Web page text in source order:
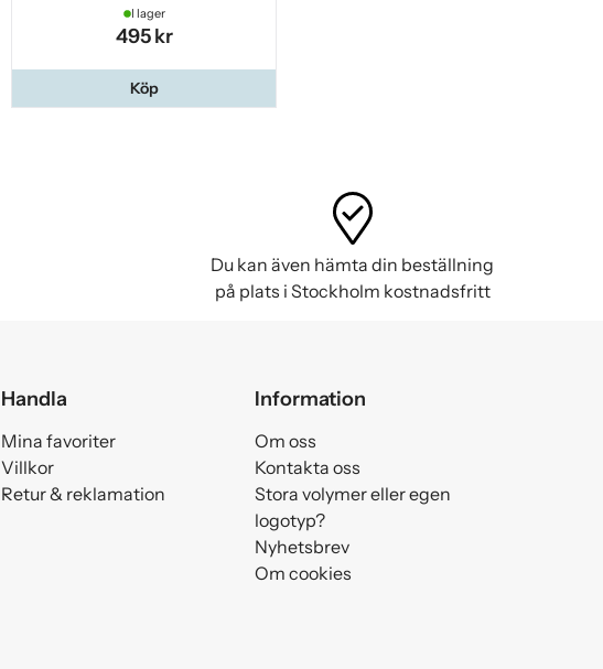
I lager
495 kr
Köp
Du kan även hämta din beställning
på plats i Stockholm kostnadsfritt
Handla
Mina favoriter
Villkor
Retur & reklamation
Information
Om oss
Kontakta oss
Stora volymer eller egen
logotyp?
Nyhetsbrev
Om cookies